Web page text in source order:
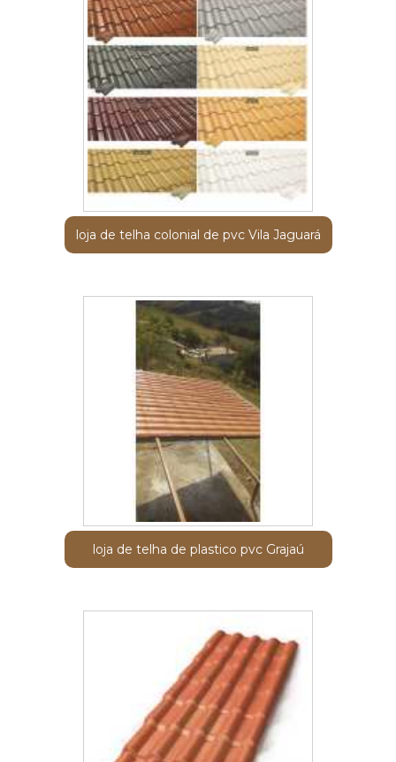
loja de telha colonial de pvc Vila Jaguará
loja de telha de plastico pvc Grajaú